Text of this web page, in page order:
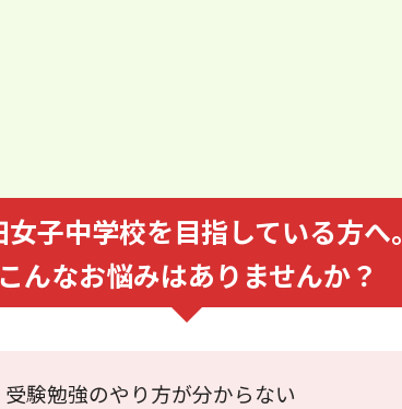
女子中学校を⽬指している⽅へ。
こんなお悩みはありませんか？
受験勉強のやり⽅が分からない